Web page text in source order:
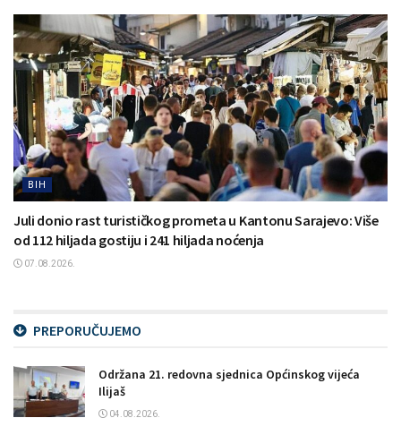
BIH
Juli donio rast turističkog prometa u Kantonu Sarajevo: Više
od 112 hiljada gostiju i 241 hiljada noćenja
07.08.2026.
PREPORUČUJEMO
Održana 21. redovna sjednica Općinskog vijeća
Ilijaš
04.08.2026.